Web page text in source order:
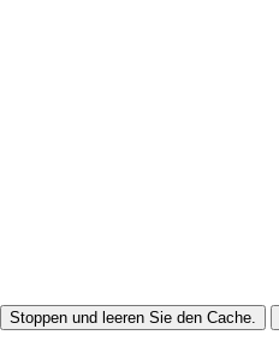
Stoppen und leeren Sie den Cache.